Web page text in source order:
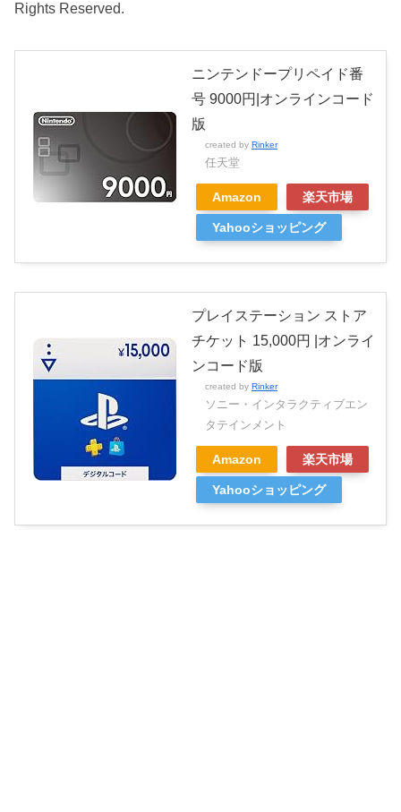
Rights Reserved.
ニンテンドープリペイド番
号 9000円|オンラインコード
版
created by Rinker
任天堂
Amazon 楽天市場
Yahooショッピング
プレイステーション ストア
チケット 15,000円 |オンライ
ンコード版
created by Rinker
ソニー・インタラクティブエン
タテインメント
Amazon 楽天市場
Yahooショッピング